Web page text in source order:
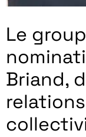
Le
Briand,